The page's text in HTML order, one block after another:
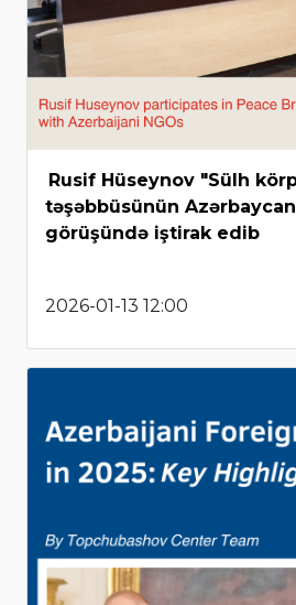
Rusif Hüseynov "Sülh
təşəbbüsünün
görüşündə iştirak edib
2026-01-13 12:00